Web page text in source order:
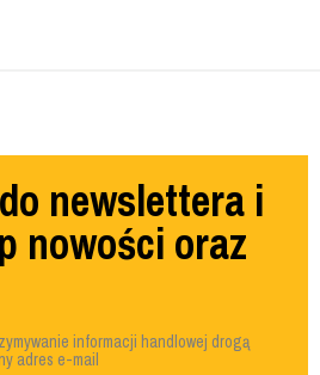
newslettera i
nowości oraz
informacji handlowej drogą
adres e-mail